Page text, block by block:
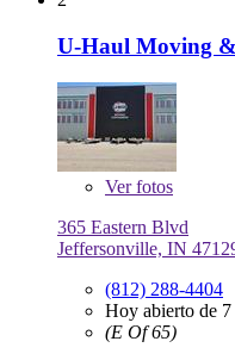
U-Haul Moving
Verfotos
365 Eastern Blvd
Jeffersonville, IN
(812) 288-4404
Hoy abierto de
(E Of 65)